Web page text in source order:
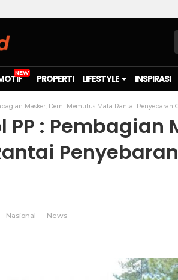
PROPERTI LIFESTYLE INSPIRASI
Masker, Demi Memutus Mata Rantai Penyebaran
PP : Pembagian
Nasional News